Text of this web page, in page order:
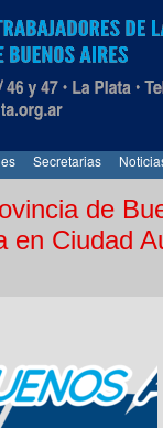
Secretarias
de
en Ciudad